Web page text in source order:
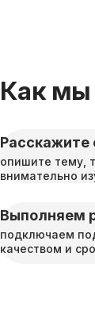
Как мы
Расскажите
опишите тему,
внимательно
Выполняем
подключаем
качеством и